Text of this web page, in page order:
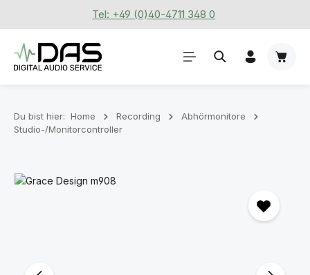
Zum Hauptinhalt springenTel: +49 (0)40-4711 348 0
Du bist hier: Home Recording
Abhörmonitore
Studio-/Monitorcontroller
Bildergalerie überspringen